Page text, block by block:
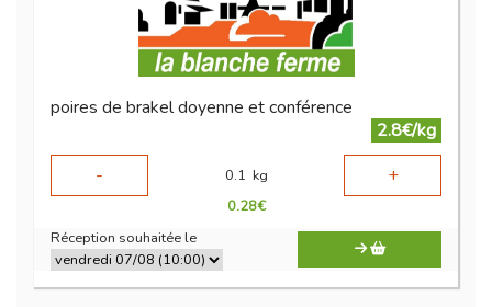
poires de brakel doyenne et conférence
2.8€/kg
-
0.1 kg +
0.28€
Réception souhaitée le